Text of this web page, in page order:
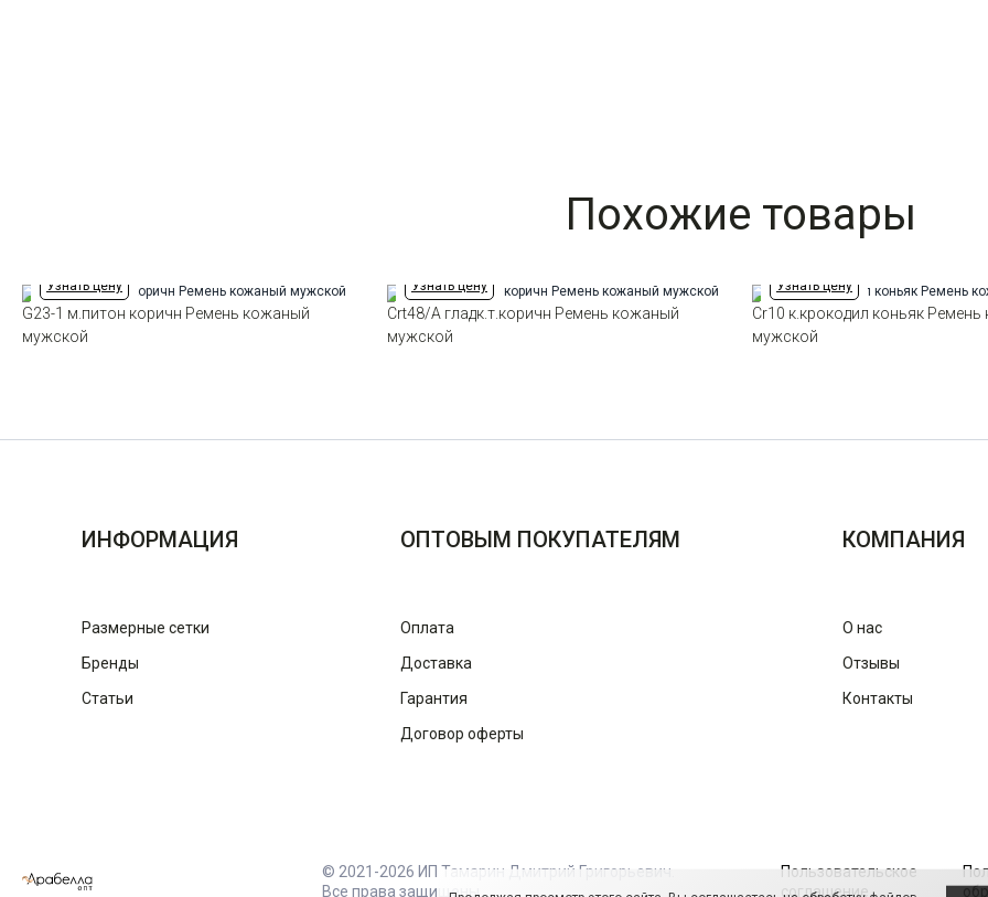
Похожие товары
Узнать цену
G23-1 м.питон коричн Ремень кожаный
мужской
Узнать цену
Crt48/A гладк.т.коричн Ремень кожаный
мужской
Узнать цену
Cr10 к.крокодил коньяк
мужской
ИНФОРМАЦИЯ
Размерные сетки
Бренды
Статьи
ОПТОВЫМ ПОКУПАТЕЛЯМ
Оплата
Доставка
Гарантия
Договор оферты
КОМПАНИЯ
О нас
Отзывы
Контакты
© 2021-2026 ИП Тамарин Дмитрий Григорьевич.
Все права защищены
Пользовательское
соглашение